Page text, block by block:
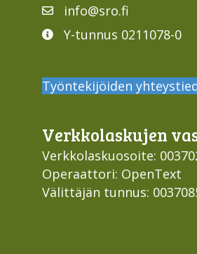
info@sro.fi
Y-tunnus 0211078-0
Työntekijöiden
Verkko­laskujen
Verkkolaskuosoite:
Operaattori: OpenText
Välittäjän tunnus: